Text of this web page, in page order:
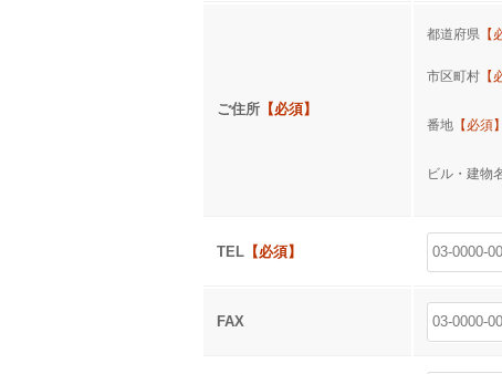
ご住所 【必須】
都道府県 【
市区町村 【
番地 【必須】
ビル・建物
TEL 【必須】
FAX